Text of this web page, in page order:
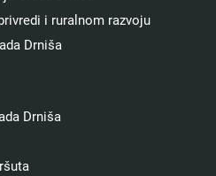
i ruralnom razvoju
Drniša
Drniša